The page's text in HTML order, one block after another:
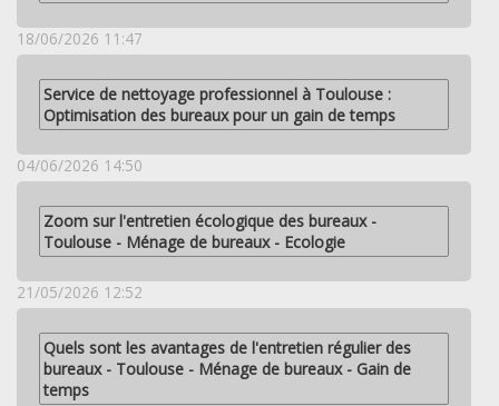
18/06/2026 11:47
Service de nettoyage professionnel à Toulouse :
Optimisation des bureaux pour un gain de temps
04/06/2026 14:50
Zoom sur l'entretien écologique des bureaux -
Toulouse - Ménage de bureaux - Ecologie
21/05/2026 12:52
Quels sont les avantages de l'entretien régulier des
bureaux - Toulouse - Ménage de bureaux - Gain de
temps